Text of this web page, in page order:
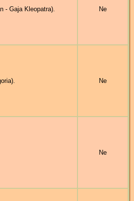
- Gaja Kleopatra). Ne
Ne
Ne